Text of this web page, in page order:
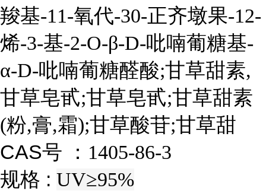
羧基-11-氧代-30-正齐墩果-12-
烯-3-基-2-O-β-D-吡喃葡糖基-
α-D-吡喃葡糖醛酸;甘草甜素,
甘草皂甙;甘草皂甙;甘草甜素
(粉,膏,霜);甘草酸苷;甘草甜
CAS号 ： 1405-86-3
规格 : UV≥95%